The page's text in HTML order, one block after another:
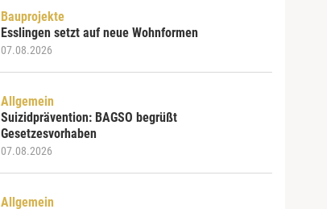
Bauprojekte
Esslingen setzt auf neue Wohnformen
07.08.2026
Allgemein
Suizidprävention: BAGSO begrüßt
Gesetzesvorhaben
07.08.2026
Allgemein